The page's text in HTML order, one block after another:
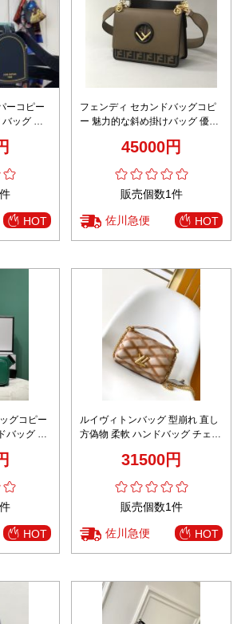
ーコピー
ッグ 高
HOT
フェンディ セカンドバッグコピ
ー 魅力的な斜め掛けバッグ 優雅
45000円
販売個数1件
佐川急便 HOT
グコピー
バッグ 軽
HOT
ルイヴィトンバッグ 型崩れ 直し
方偽物 柔軟 ハンドバッグ チェー
31500円
販売個数1件
佐川急便 HOT